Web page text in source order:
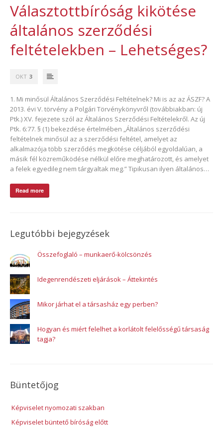
Választottbíróság kikötése
általános szerződési
feltételekben – Lehetséges?
OKT 3
1. Mi minősül Általános Szerződési Feltételnek? Mi is az az ÁSZF? A
2013. évi V. törvény a Polgári Törvénykönyvről (továbbiakban: új
Ptk.) XV. fejezete szól az Általános Szerződési Feltételekről. Az új
Ptk. 6:77. § (1) bekezdése értelmében „Általános szerződési
feltételnek minősül az a szerződési feltétel, amelyet az
alkalmazója több szerződés megkötése céljából egyoldalúan, a
másik fél közreműködése nélkül előre meghatározott, és amelyet
a felek egyedileg nem tárgyaltak meg.” Tipikusan ilyen általános…
Read more
Legutóbbi bejegyzések
Összefoglaló – munkaerő-kölcsönzés
Idegenrendészeti eljárások – Áttekintés
Mikor járhat el a társasház egy perben?
Hogyan és miért felelhet a korlátolt felelősségű társaság
tagja?
Büntetőjog
Képviselet nyomozati szakban
Képviselet büntető bíróság előtt